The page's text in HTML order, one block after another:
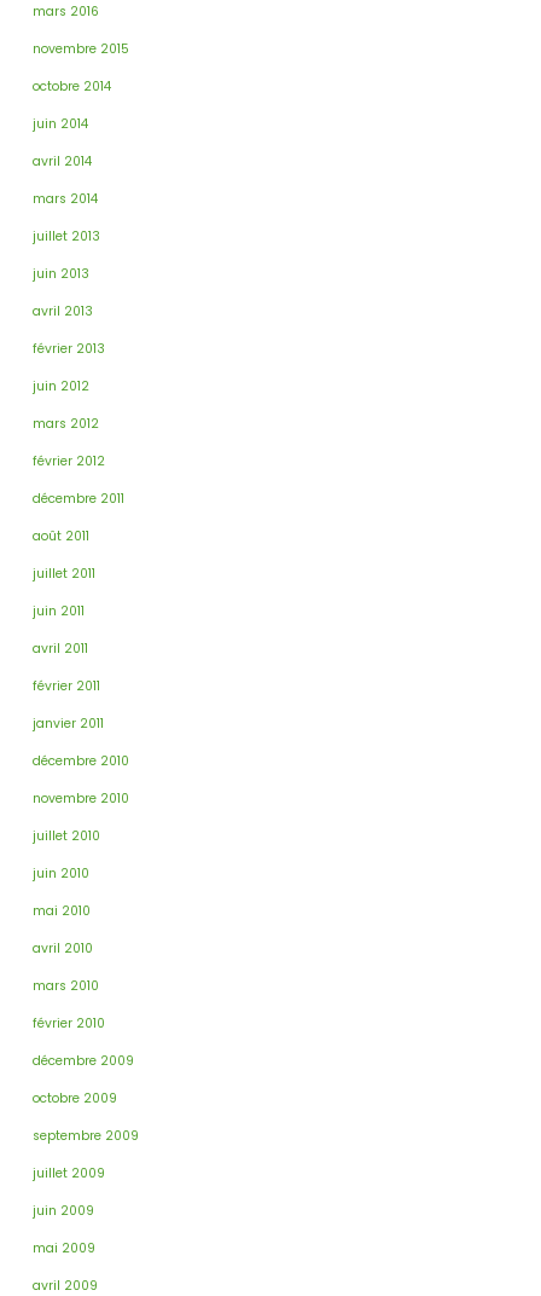
mars 2016
novembre 2015
octobre 2014
juin 2014
avril 2014
mars 2014
juillet 2013
juin 2013
avril 2013
février 2013
juin 2012
mars 2012
février 2012
décembre 2011
août 2011
juillet 2011
juin 2011
avril 2011
février 2011
janvier 2011
décembre 2010
novembre 2010
juillet 2010
juin 2010
mai 2010
avril 2010
mars 2010
février 2010
décembre 2009
octobre 2009
septembre 2009
juillet 2009
juin 2009
mai 2009
avril 2009